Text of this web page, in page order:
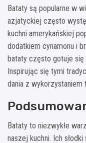
Bataty są popularne w
azjatyckiej często
kuchni amerykańskiej
dodatkiem cynamonu i
bataty często gotuje
Inspirując się tymi
dania z
Bataty to niezwykłe
naszej kuchni. Ich